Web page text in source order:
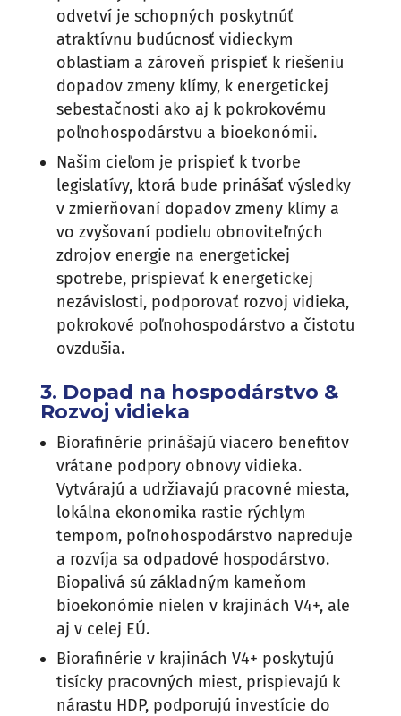
odvetví je schopných poskytnúť
atraktívnu budúcnosť vidieckym
oblastiam a zároveň prispieť k riešeniu
dopadov zmeny klímy, k energetickej
sebestačnosti ako aj k pokrokovému
poľnohospodárstvu a bioekonómii.
Našim cieľom je prispieť k tvorbe
legislatívy, ktorá bude prinášať výsledky
v zmierňovaní dopadov zmeny klímy a
vo zvyšovaní podielu obnoviteľných
zdrojov energie na energetickej
spotrebe, prispievať k energetickej
nezávislosti, podporovať rozvoj vidieka,
pokrokové poľnohospodárstvo a čistotu
ovzdušia.
3. Dopad na hospodárstvo &
Rozvoj vidieka
Biorafinérie prinášajú viacero benefitov
vrátane podpory obnovy vidieka.
Vytvárajú a udržiavajú pracovné miesta,
lokálna ekonomika rastie rýchlym
tempom, poľnohospodárstvo napreduje
a rozvíja sa odpadové hospodárstvo.
Biopalivá sú základným kameňom
bioekonómie nielen v krajinách V4+, ale
aj v celej EÚ.
Biorafinérie v krajinách V4+ poskytujú
tisícky pracovných miest, prispievajú k
nárastu HDP, podporujú investície do